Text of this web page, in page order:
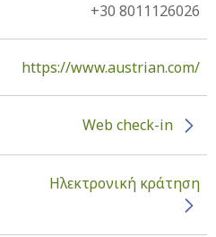
+30 8011126026
https://www.austrian.com/
Web check-in
Ηλεκτρονική κράτηση